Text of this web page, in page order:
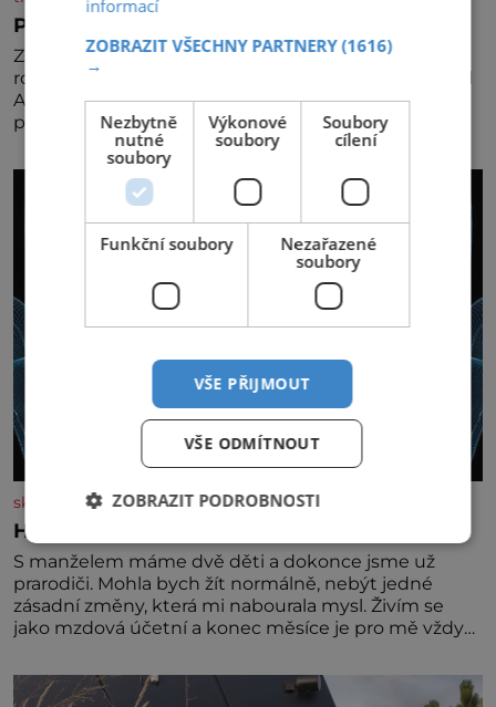
Pravá irská káva
Za jejího tvůrce je považován Joe Sharidan, když v
roce 1943 u letiště irského města Foynes obsluhoval
Američany, kteří kvůli špatnému počasí nemohli
pokračovat v cestě. Povzbudil je tehdy kávou,
skutecnepribehy.cz
Hlas mě varuje před nebezpečím
S manželem máme dvě děti a dokonce jsme už
prarodiči. Mohla bych žít normálně, nebýt jedné
zásadní změny, která mi nabourala mysl. Živím se
jako mzdová účetní a konec měsíce je pro mě vždy
máme vnoučata, mi dcera čím dál častěji volá o
pomoc, co se hlídání týče. Dalo by se
informací
ZOBRAZIT VŠECHNY PARTNERY(1616)
→
Nezbytně
nutné
soubory
Výkonové
soubory
Soubory
cílení
Funkční soubory
Nezařazené
soubory
VŠE PŘIJMOUT
VŠE ODMÍTNOUT
ZOBRAZIT PODROBNOSTI